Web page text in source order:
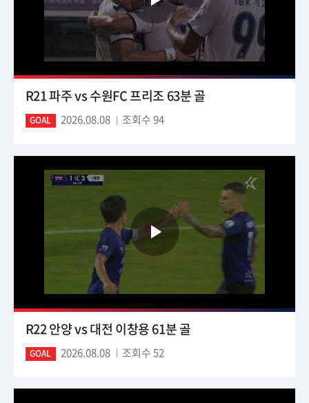
R21 파주 vs 수원FC 프리조 63분 골
GOAL 2026.08.08 조회수 94
R22 안양 vs 대전 이창용 61분 골
GOAL 2026.08.08 조회수 52